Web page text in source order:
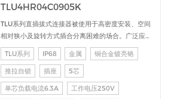
TLU4HR04C0905K
TLU系列直插拔式连接器被使用于高密度安装、空间
相对狭小及旋转方式插合分离困难的场合。广泛应用
于电台设备、加固计算机、医疗设备、测试检测设
备、音频视频设备、数据采集、工业控制等场合的交
直流、高速、射频、光纤等的信号连接传输。
TLU系列 IP68 金属 铜合金镀亮铬
推拉自锁 插座 5芯
单芯负载电流6.3A 工作电压250V